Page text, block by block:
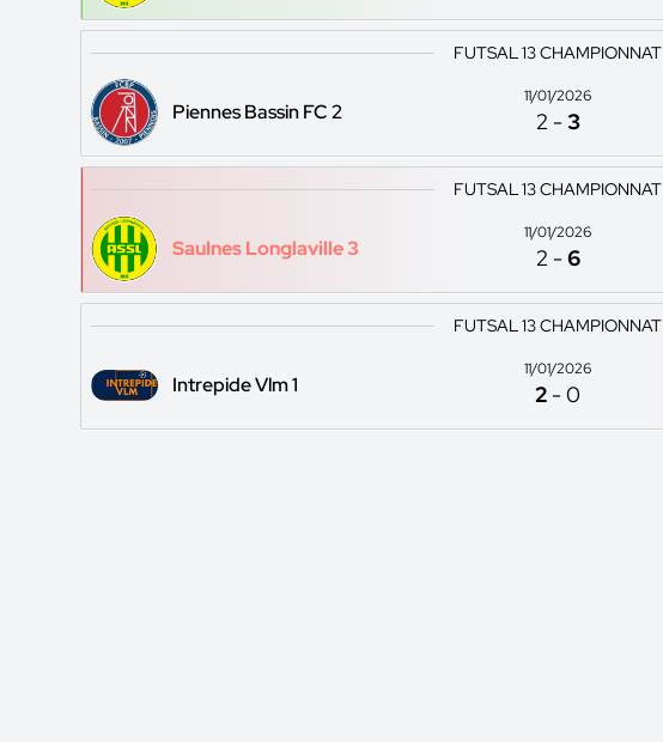
FUTSAL 13 CHAMPIONNAT
Piennes Bassin FC 2
11/01/2026
2 -3
FUTSAL 13 CHAMPIONNAT
Saulnes Longlaville 3
11/01/2026
2 -6
FUTSAL 13 CHAMPIONNAT
Intrepide Vlm 1
11/01/2026
2 -0